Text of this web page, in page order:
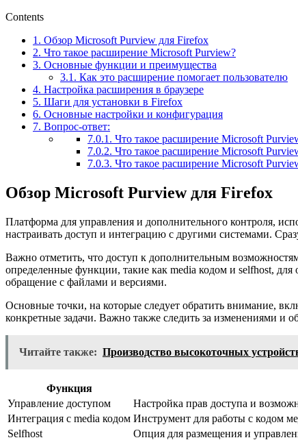
Contents
1. Обзор Microsoft Purview для Firefox
2. Что такое расширение Microsoft Purview?
3. Основные функции и преимущества
3.1. Как это расширение помогает пользователю
4. Настройка расширения в браузере
5. Шаги для установки в Firefox
6. Основные настройки и конфигурация
7. Вопрос-ответ:
7.0.1. Что такое расширение Microsoft
7.0.2. Что такое расширение Microsoft
7.0.3. Что такое расширение Microsoft
Обзор Microsoft Purview для Firefox
Платформа для управления и дополнительного контроля,
настраивать доступ и интеграцию с другими системами.
Важно отметить, что доступ к дополнительным
определенные функции, такие как media кодом и selfhost, для
обращение с файлами и версиями.
Основные точки, на которые следует обратить внимание,
конкретные задачи. Важно также следить за изменениями и
Читайте также: Производство высокоточных
Функция
Управление доступом
Настройка прав доступа и
Интеграция с media кодом Инструмент для работы с кодом
Selfhost
Опция для размещения и